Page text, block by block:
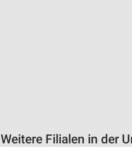
Weitere Filialen in der